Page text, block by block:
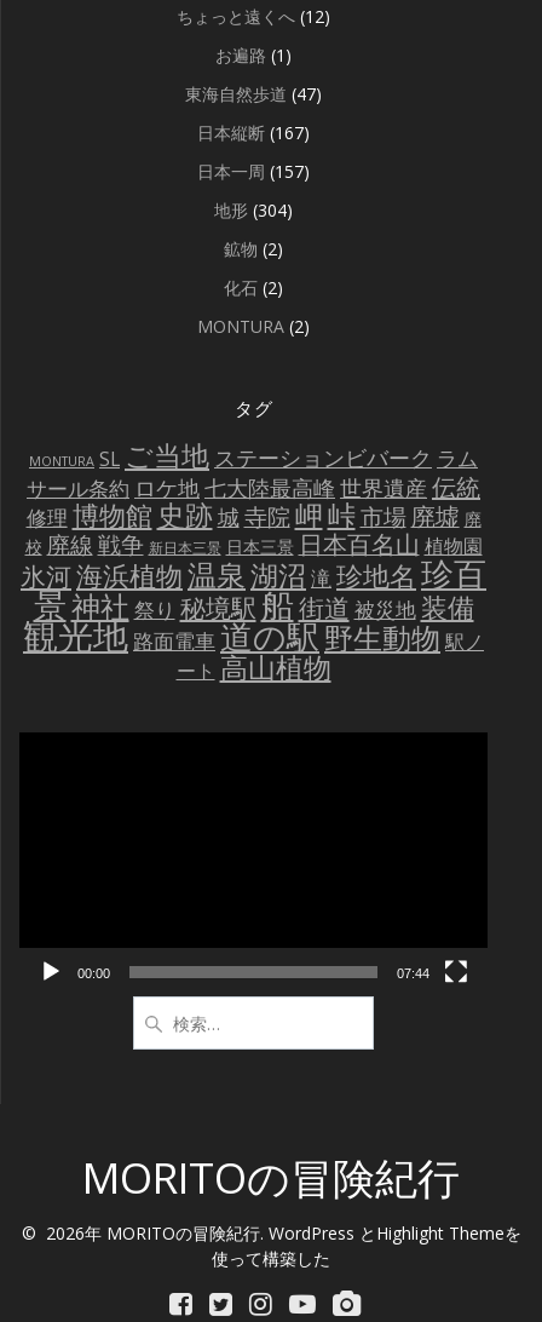
ちょっと遠くへ (12)
お遍路 (1)
東海自然歩道 (47)
日本縦断 (167)
日本一周 (157)
地形 (304)
鉱物 (2)
化石 (2)
MONTURA (2)
タグ
MONTURA SL ご当地 ステーションビバーク ラム
サール条約 ロケ地七大陸最高峰 世界遺産 伝統
修理 博物館 史跡城寺院岬峠市場 廃墟 廃
校 廃線戦争 新日本三景 日本三景 日本百名山 植物園
氷河海浜植物温泉湖沼 滝珍地名 珍百
景神社 祭り 秘境駅船街道 被災地 装備
観光地 路面電車道の駅野生動物 駅ノ
ート 高山植物
00:00 07:44
索:
MORITOの冒険紀行
© 2026年 MORITOの冒険紀行. WordPress と Highlight Themeを
使って構築した